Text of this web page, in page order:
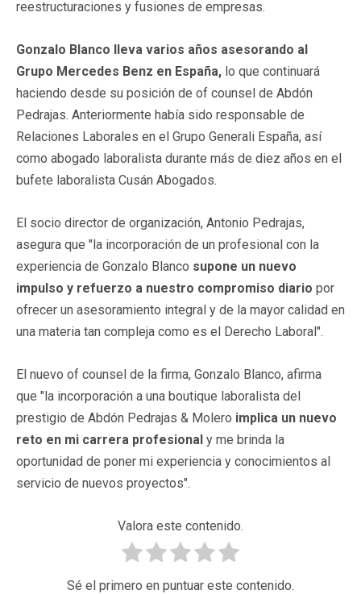
reestructuraciones y fusiones de empresas.
Gonzalo Blanco lleva varios años asesorando al
Grupo Mercedes Benz en España, lo que continuará
haciendo desde su posición de of counsel de Abdón
Pedrajas. Anteriormente había sido responsable de
Relaciones Laborales en el Grupo Generali España, así
como abogado laboralista durante más de diez años en el
bufete laboralista Cusán Abogados.
El socio director de organización, Antonio Pedrajas,
asegura que "la incorporación de un profesional con la
experiencia de Gonzalo Blanco supone un nuevo
impulso y refuerzo a nuestro compromiso diario por
ofrecer un asesoramiento integral y de la mayor calidad en
una materia tan compleja como es el Derecho Laboral".
El nuevo of counsel de la firma, Gonzalo Blanco, afirma
que "la incorporación a una boutique laboralista del
prestigio de Abdón Pedrajas & Molero implica un nuevo
reto en mi carrera profesional y me brinda la
oportunidad de poner mi experiencia y conocimientos al
servicio de nuevos proyectos".
Valora este contenido.
Sé el primero en puntuar este contenido.